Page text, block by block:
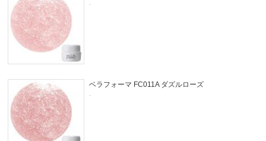
.
ベラフォーマ FC011A ダズルローズ
.